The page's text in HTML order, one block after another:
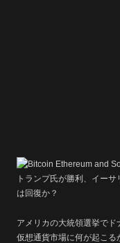
トランプ氏が勝利、イー
は回復か？
アメリカの大統領選挙でド
仮想通貨市場に何が起こる